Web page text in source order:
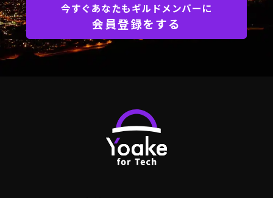
今すぐあなたもギルドメンバーに
会員登録をする